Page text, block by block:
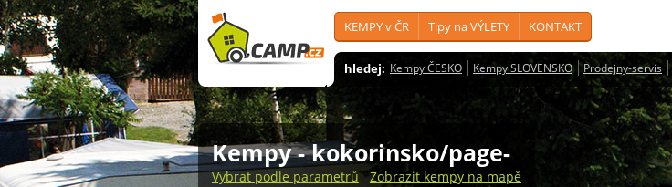
KEMPY v ČR Tipy na VÝLETY KONTAKT
hledej: Kempy ČESKO Kempy SLOVENSKO Prodejny-servis
Kempy - kokorinsko/page-
Vybrat podle parametrů Zobrazit kempy na mapě